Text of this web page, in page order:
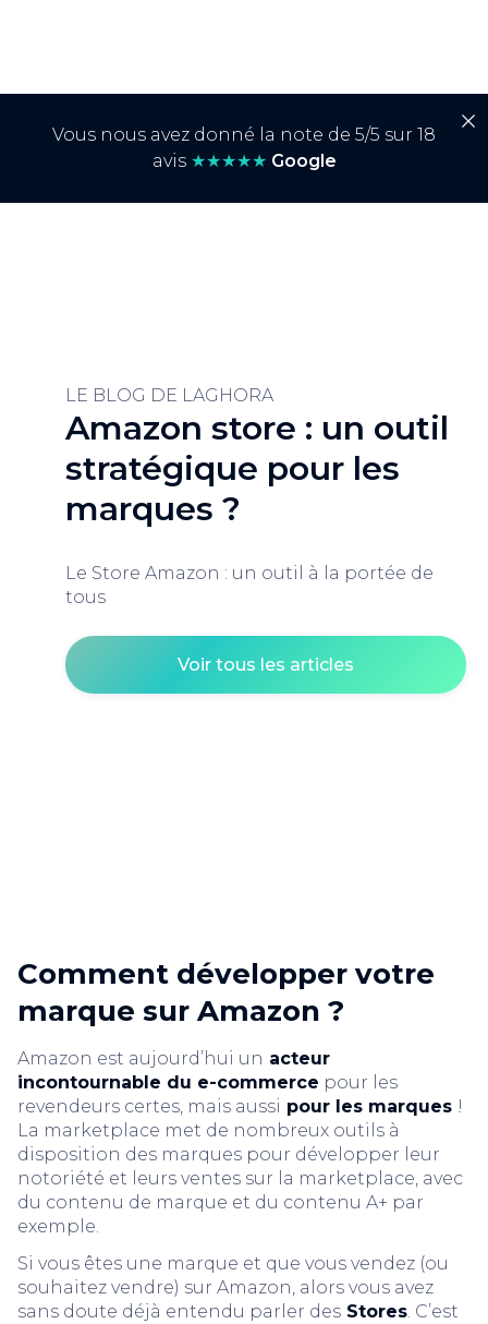
Vous nous avez donné la note de 5/5 sur 18
avis ★★★★★ Google
LE BLOG DE LAGHORA
Amazon store : un outil
stratégique pour les
marques ?
Le Store Amazon : un outil à la portée de
tous
Voir tous les articles
Comment développer votre
marque sur Amazon ?
Amazon est aujourd’hui un acteur
incontournable du e-commerce pour les
revendeurs certes, mais aussi pour les marques !
La marketplace met de nombreux outils à
disposition des marques pour développer leur
notoriété et leurs ventes sur la marketplace, avec
du contenu de marque et du contenu A+ par
exemple.
Si vous êtes une marque et que vous vendez (ou
souhaitez vendre) sur Amazon, alors vous avez
sans doute déjà entendu parler des Stores. C’est